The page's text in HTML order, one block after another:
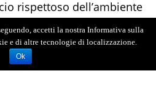
rispettoso dell’ambiente
accetti la nostra Informativa sulla
e di altre tecnologie di localizzazione.
Ok